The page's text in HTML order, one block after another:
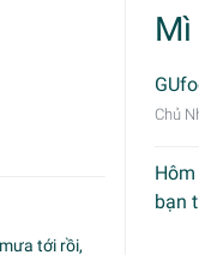
tới rồi,
Chủ
bạn